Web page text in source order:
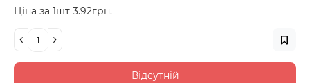
Ціна за 1шт 3.92грн.
Відсутній